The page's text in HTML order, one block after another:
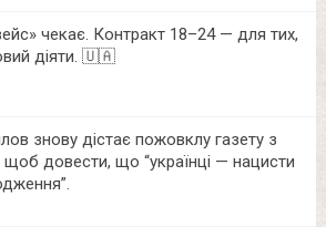
чекає. Контракт 18–24 — для тих,
діяти. 🇺🇦
знову дістає пожовклу газету з
щоб довести, що “українці — нацисти